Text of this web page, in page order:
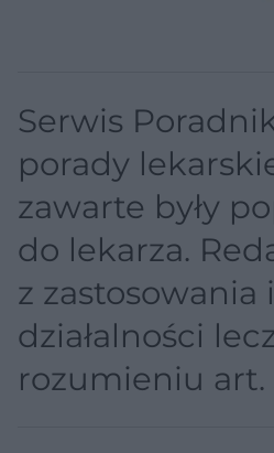
Serwis
porady
zawarte były
do lekarza.
z
działalności
rozumieniu art.